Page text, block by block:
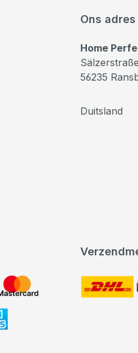
Ons adres
Home
56235
Duitsland